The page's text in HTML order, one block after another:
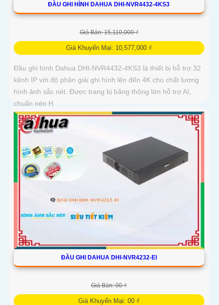
ĐẦU GHI HÌNH DAHUA DHI-NVR4432-4KS3
Giá Bán: 15,110,000 ₫
Giá Khuyến Mại: 10,577,000 ₫
Đầu ghi hình Dahua DHI-NVR4432-4KS3 là thiết bị hỗ trợ 32
kênh IP với độ phân giải ghi hình lên đến 4K cho chất lượng
hình ảnh sắc nét. Được trang bị băng thông lớn hỗ trợ AI,
chuẩn nén H
ĐẦU GHI DAHUA DHI-NVR4232-EI
Giá Bán: 00 ₫
Giá Khuyến Mại: 00 ₫